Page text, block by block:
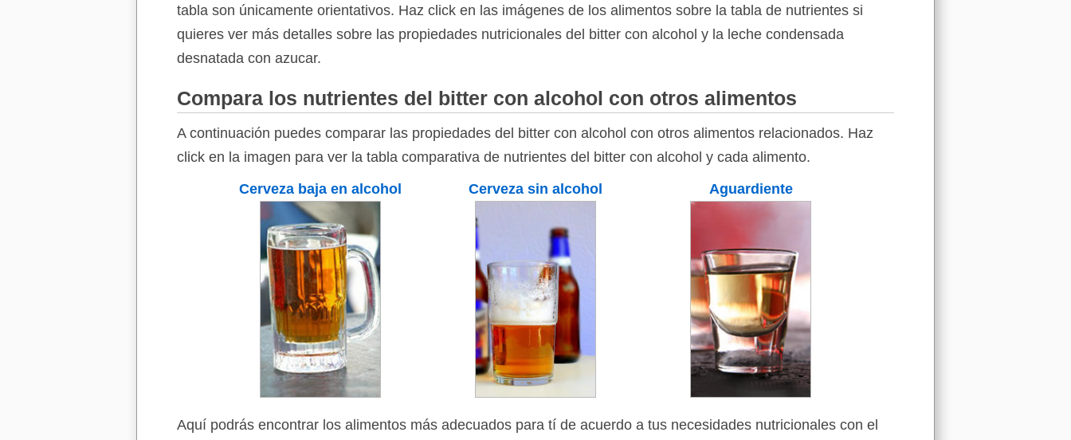
tabla son únicamente orientativos. Haz click en las imágenes de los alimentos sobre la tabla de nutrientes si
quieres ver más detalles sobre las propiedades nutricionales del bitter con alcohol y la leche condensada
desnatada con azucar.
Compara los nutrientes del bitter con alcohol con otros alimentos
A continuación puedes comparar las propiedades del bitter con alcohol con otros alimentos relacionados. Haz
click en la imagen para ver la tabla comparativa de nutrientes del bitter con alcohol y cada alimento.
Cerveza baja en alcohol
Cerveza sin alcohol Aguardiente
Aquí podrás encontrar los alimentos más adecuados para tí de acuerdo a tus necesidades nutricionales con el